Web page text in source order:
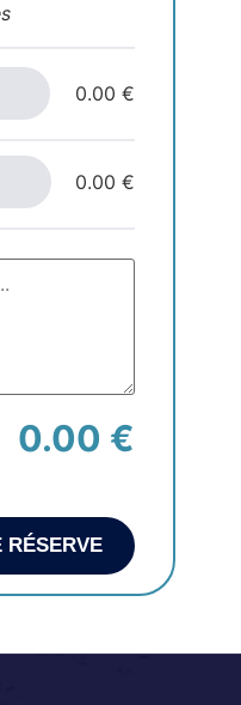
0.00 €
0.00 €
0.00 €
RÉSERVE